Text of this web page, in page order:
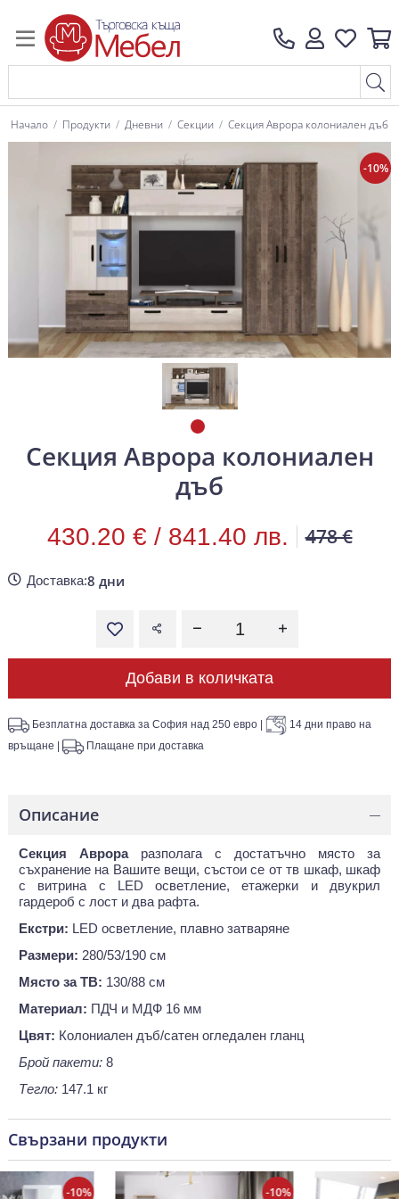
Начало Продукти Дневни Секции Секция Аврора колониален дъб
-10%
Секция Аврора колониален
дъб
430.20 € / 841.40 лв. 478 €
Доставка:8 дни
Добави в количката
Безплатна доставка за София над 250 евро
14 дни право на
връщане
Плащане при доставка
Описание —
Секция Аврораразполага с достатъчно място за
съхранение на Вашите вещи, състои се от тв шкаф, шкаф
с витрина с LED осветление, етажерки и двукрил
гардероб с лост и два рафта.
Екстри: LED осветление, плавно затваряне
Размери: 280/53/190 см
Място за ТВ: 130/88 см
Материал: ПДЧ и МДФ 16 мм
Цвят: Колониален дъб/сатен огледален гланц
Брой пакети: 8
Тегло: 147.1 кг
Свързани продукти
-10% -10%